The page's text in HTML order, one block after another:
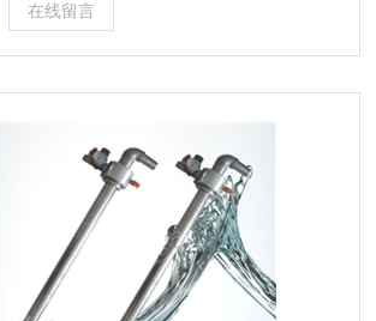
在线留言